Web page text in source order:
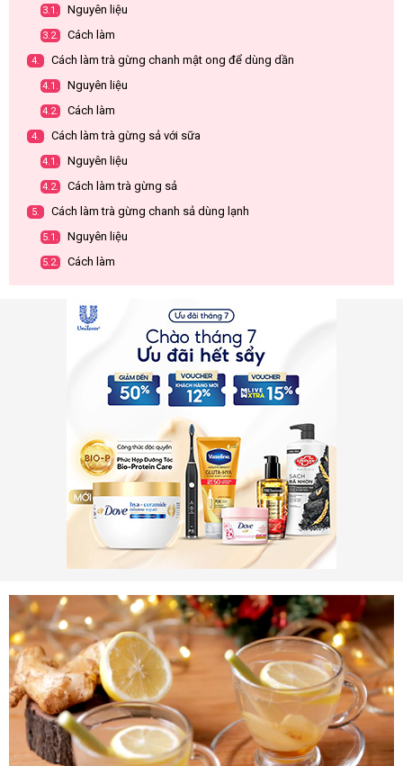
3.1. Nguyên liệu
3.2. Cách làm
4. Cách làm trà gừng chanh mật ong để dùng dần
4.1. Nguyên liệu
4.2. Cách làm
4. Cách làm trà gừng sả với sữa
4.1. Nguyên liệu
4.2. Cách làm trà gừng sả
5. Cách làm trà gừng chanh sả dùng lạnh
5.1. Nguyên liệu
5.2. Cách làm